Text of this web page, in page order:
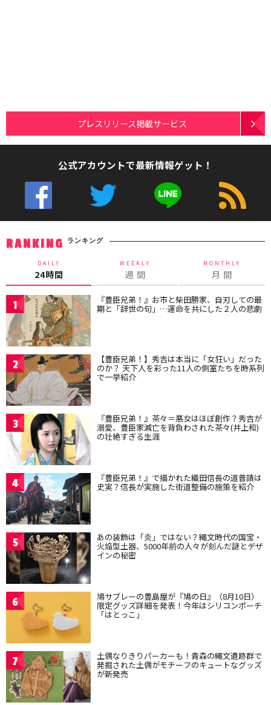
プレスリリース掲載サービス
公式アカウントで最新情報ゲット！
RANKING ランキング
DAILY
24時間
WEEKLY
週 間
MONTHLY
月 間
1 『豊臣兄弟！』お市と柴田勝家、自刃しての最
期と「辞世の句」…運命を共にした２人の悲劇
2 【豊臣兄弟！】秀吉は本当に「女狂い」だった
のか？ 天下人を彩った11人の側室たちを時系列
で一挙紹介
3 『豊臣兄弟！』茶々＝悪女はほぼ創作？秀吉が
溺愛、豊臣家滅亡を背負わされた茶々(井上和)
の壮絶すぎる生涯
4 『豊臣兄弟！』で描かれた織田信長の道普請は
史実？信長が実施した街道整備の施策を紹介
5 あの装飾は「炎」ではない？縄文時代の国宝・
火焔型土器、5000年前の人々が刻んだ謎とデザ
インの秘密
6 鳩サブレーの豊島屋が『鳩の日』（8月10日）
限定グッズ詳細を発表！今年はシリコンポーチ
「はとっこ」
7 土偶なりきりパーカーも！青森の縄文遺跡群で
発掘された土偶がモチーフのキュートなグッズ
が新発売